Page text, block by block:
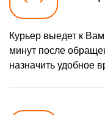
Курьер выедет к
минут после
назначить удобное